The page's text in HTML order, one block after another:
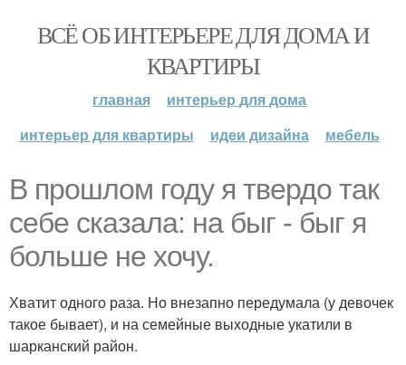
ВСЁ ОБ ИНТЕРЬЕРЕ ДЛЯ ДОМА И
КВАРТИРЫ
главная
интерьер для дома
интерьер для квартиры
идеи дизайна мебель
В прошлом году я твердо так
себе сказала: на быг - быг я
больше не хочу.
Хватит одного раза. Но внезапно передумала (у девочек
такое бывает), и на семейные выходные укатили в
шарканский район.